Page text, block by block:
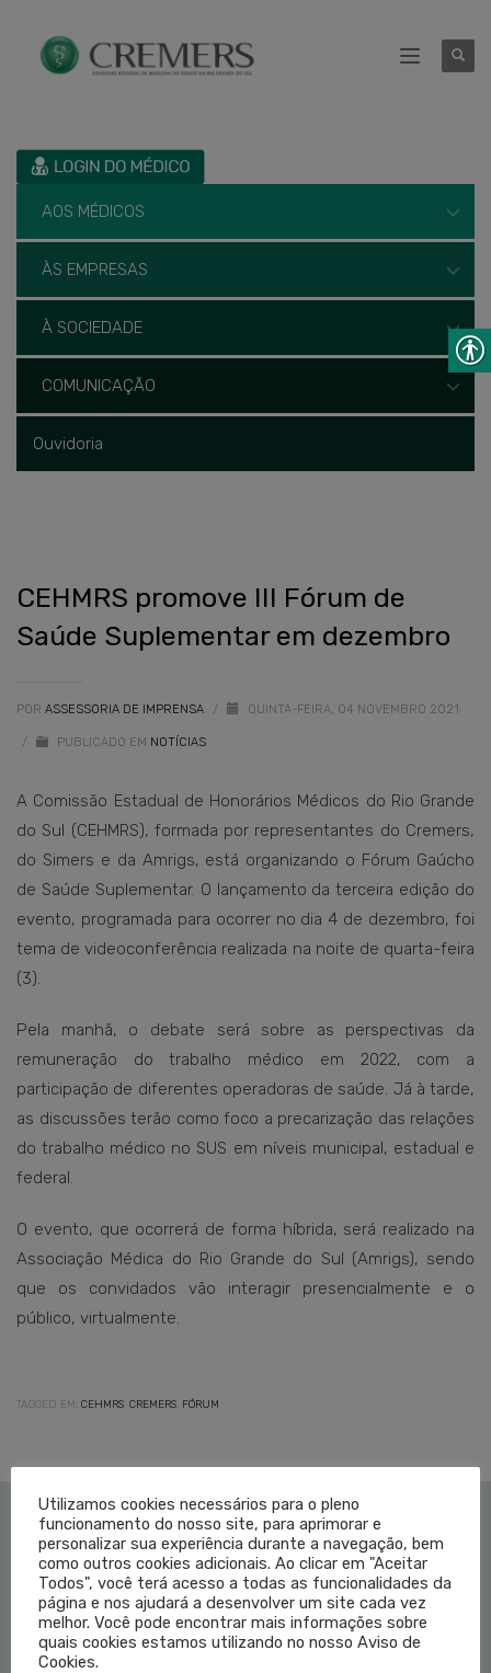
AOS MÉDICOS
ÀS EMPRESAS
À SOCIEDADE
COMUNICAÇÃO
Ouvidoria
CEHMRS promove III Fórum de
Saúde Suplementar em dezembro
POR ASSESSORIA DE IMPRENSA / QUINTA-FEIRA, 04 NOVEMBRO 2021
/ PUBLICADO EM NOTÍCIAS
A Comissão Estadual de Honorários Médicos do Rio Grande
do Sul (CEHMRS), formada por representantes do Cremers,
do Simers e da Amrigs, está organizando o Fórum Gaúcho
de Saúde Suplementar. O lançamento da terceira edição do
evento, programada para ocorrer no dia 4 de dezembro, foi
tema de videoconferência realizada na noite de quarta-feira
(3).
Pela manhã, o debate será sobre as perspectivas da
remuneração do trabalho médico em 2022, com a
participação de diferentes operadoras de saúde. Já à tarde,
as discussões terão como foco a precarização das relações
do trabalho médico no SUS em níveis municipal, estadual e
federal.
O evento, que ocorrerá de forma híbrida, será realizado na
Associação Médica do Rio Grande do Sul (Amrigs), sendo
que os convidados vão interagir presencialmente e o
público, virtualmente.
TAGGED EM: CEHMRS CREMERS FÓRUM
Institucional
Educação Médica
Fale Conosco
Utilizamos cookies necessários para o pleno
funcionamento do nosso site, para aprimorar e
personalizar sua experiência durante a navegação, bem
como outros cookies adicionais. Ao clicar em "Aceitar
Todos", você terá acesso a todas as funcionalidades da
página e nos ajudará a desenvolver um site cada vez
melhor. Você pode encontrar mais informações sobre
quais cookies estamos utilizando no nosso Aviso de
Cookies.